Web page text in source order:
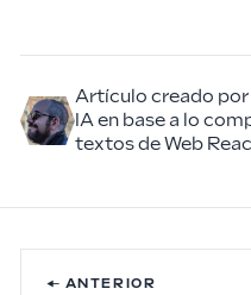
Artículo creado por
IA en base a lo
textos de Web
← ANTERIOR